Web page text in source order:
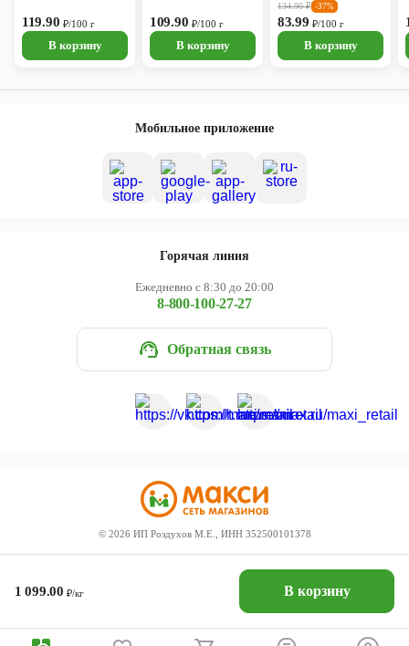
1 099.00₽/кг В корзину
119.90 ₽/100 г
В корзину
109.90 ₽/100 г
В корзину
134.90₽ -37%
83.99₽/100 г
В корзину
Мобильное приложение
Горячая линия
Ежедневно с 8:30 до 20:00
8-800-100-27-27
Обратная связь
© 2026 ИП Роздухов М.Е., ИНН 352500101378